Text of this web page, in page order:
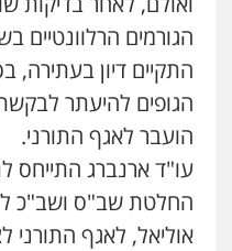
הגורמים הרלוונטיים
התקיים דיון בעתירה,
הגופים להיעתר
הועבר לאגף התורני.
עו"ד ארנברג התייחס
החלטת שב"ס ושב"כ
אוליאל, לאגף
קורל קרוז
משפט פלילי
עו"ד עלי
ומעצרים